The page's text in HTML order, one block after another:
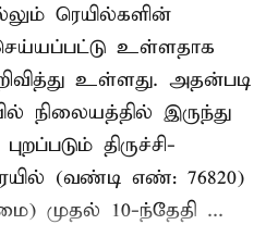
ரெயில்களின்
உள்ளதாக
உள்ளது. அதன்படி
நிலையத்தில் இருந்து
திருச்சி-
(வண்டி எண்: 76820)
முதல் 10-ந்தேதி ...